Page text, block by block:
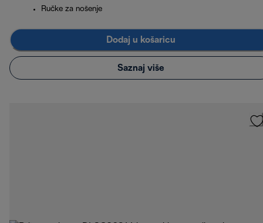
Ručke za nošenje
Dodaj u košaricu
Saznaj više